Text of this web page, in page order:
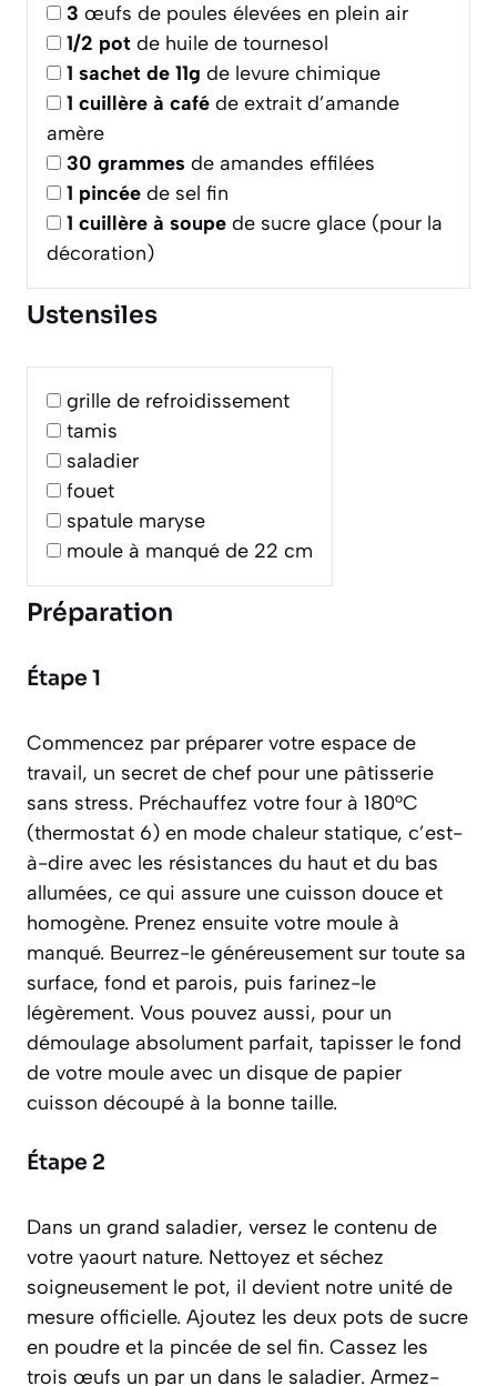
3 œufs de poules élevées en plein air
1/2 pot de huile de tournesol
1 sachet de 11g de levure chimique
1 cuillère à café de extrait d’amande
amère
30 grammes de amandes effilées
1 pincée de sel fin
1 cuillère à soupe de sucre glace (pour la
décoration)
Ustensiles
grille de refroidissement
tamis
saladier
fouet
spatule maryse
moule à manqué de 22 cm
Préparation
Étape 1
Commencez par préparer votre espace de
travail, un secret de chef pour une pâtisserie
sans stress. Préchauffez votre four à 180°C
(thermostat 6) en mode chaleur statique, c’est-
à-dire avec les résistances du haut et du bas
allumées, ce qui assure une cuisson douce et
homogène. Prenez ensuite votre moule à
manqué. Beurrez-le généreusement sur toute sa
surface, fond et parois, puis farinez-le
légèrement. Vous pouvez aussi, pour un
démoulage absolument parfait, tapisser le fond
de votre moule avec un disque de papier
cuisson découpé à la bonne taille.
Étape 2
Dans un grand saladier, versez le contenu de
votre yaourt nature. Nettoyez et séchez
soigneusement le pot, il devient notre unité de
mesure officielle. Ajoutez les deux pots de sucre
en poudre et la pincée de sel fin. Cassez les
trois œufs un par un dans le saladier. Armez-